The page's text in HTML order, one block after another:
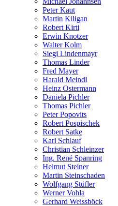
Peter Kaut
Martin Kiligan
Robert Kirti
Erwin Knotzer
Walter Kolm
Siegi Lindenmayr
Thomas Linder
Fred Mayer
Harald Meindl
Heinz Ostermann
Daniela Pichler
Thomas Pichler
Peter Popovits
Robert Pospischek
Robert Satke
Karl Schlauf
Christian Schleinzer
Ing. René Spanring
Helmut Steiner
Martin Steinschaden
Wolfgang Stüfler
Werner Vohla
Gerhard Weissböck